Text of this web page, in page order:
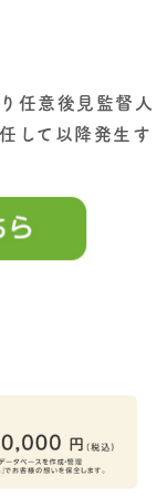
任意後見監督人
して以降発生す